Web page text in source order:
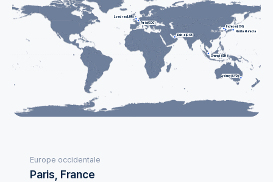
Incheon (ICN)
Narita · Haneda
Changi (SIN)
Dubaï (DXB)
Londres (LHR)
Paris (CDG)
Sydney (SYD)
Siège UNIST
Europe occidentale
Paris, France